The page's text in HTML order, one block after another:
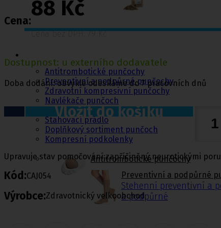
Antitrombotické punčochy
Preventivní a podpůrné punčochy
Zdravotní kompresivní punčochy
Navlékače punčoch
Zdravotní ponožky
Stahovací prádlo
Doplňkový sortiment punčoch
Kompresní podkolenky
Antitrombotické punčochy
Preventivní a podpůrné
Stehenní preventivní a
a podpůrné
Cena:
88 Kč
Cena bez DPH: 79 Kč
Dostupnost: u externího dodavatele
Doba dodání: obvykle odesíláme do 7 pracovních dnů
Vložit do košíku
Upravuje stav pomočování zapříčiněný neurotickými
Kód:CAJ054
Výrobce:Zdravotnický velkoobchod